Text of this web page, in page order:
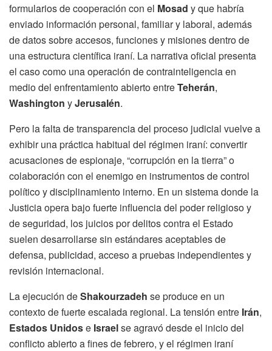
formularios de cooperación con el Mosad y que habría
enviado información personal, familiar y laboral, además
de datos sobre accesos, funciones y misiones dentro de
una estructura científica iraní. La narrativa oficial presenta
el caso como una operación de contrainteligencia en
medio del enfrentamiento abierto entreTeherán,
Washington yJerusalén.
Pero la falta de transparencia del proceso judicial vuelve a
exhibir una práctica habitual del régimen iraní: convertir
acusaciones de espionaje, “corrupción en la tierra” o
colaboración con el enemigo en instrumentos de control
político y disciplinamiento interno. En un sistema donde la
Justicia opera bajo fuerte influencia del poder religioso y
de seguridad, los juicios por delitos contra el Estado
suelen desarrollarse sin estándares aceptables de
defensa, publicidad, acceso a pruebas independientes y
revisión internacional.
La ejecución deShakourzadeh se produce en un
contexto de fuerte escalada regional. La tensión entre Irán,
Estados Unidose Israelse agravó desde el inicio del
conflicto abierto a fines de febrero, y el régimen iraní